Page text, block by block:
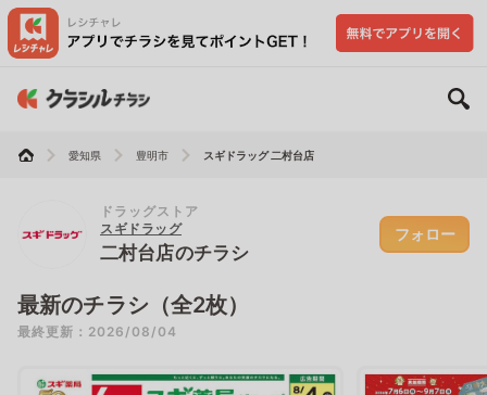
愛知県 豊明市 スギドラッグ 二村台店
ドラッグストア
スギドラッグ
二村台店のチラシ
フォロー
最新のチラシ（全2枚）
最終更新：2026/08/04